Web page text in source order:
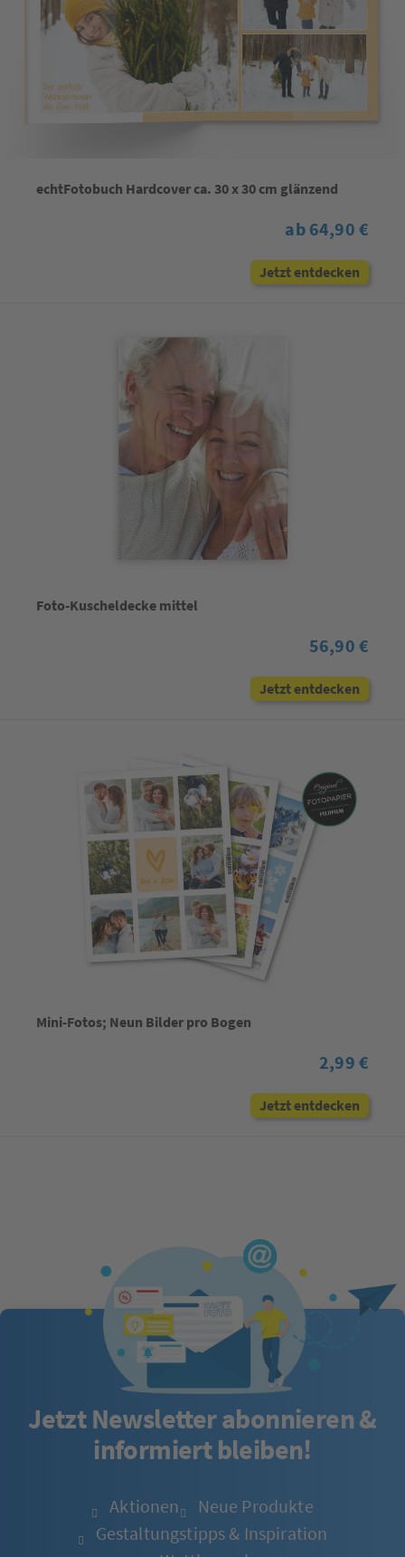
echtFotobuch Hardcover ca. 30 x 30 cm glänzend
ab 64,90 €
Jetzt entdecken
Foto-Kuscheldecke mittel
56,90 €
Jetzt entdecken
Mini-Fotos; Neun Bilder pro Bogen
2,99 €
Jetzt entdecken
Jetzt Newsletter abonnieren &
informiert bleiben!
Aktionen
Neue Produkte
Gestaltungstipps & Inspiration